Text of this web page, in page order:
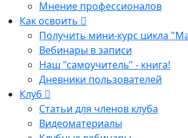
Мнение профессионалов
Как освоить
Получить мини-курс цикла
Вебинары в записи
Наш "самоучитель" - книга!
Дневники пользователей
Клуб
Статьи для членов клуба
Видеоматериалы